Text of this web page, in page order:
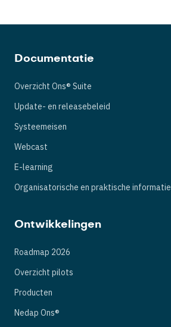
Documentatie
Overzicht Ons® Suite
Update- en releasebeleid
Systeemeisen
Webcast
E-learning
Organisatorische en praktische informatie
Ontwikkelingen
Roadmap 2026
Overzicht pilots
Producten
Nedap Ons®